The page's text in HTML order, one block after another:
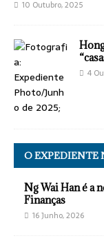
10 Outubro, 2025
4
O EXPEDIENTE
Ng Wai Han é a
Finanças
16 Junho, 2026